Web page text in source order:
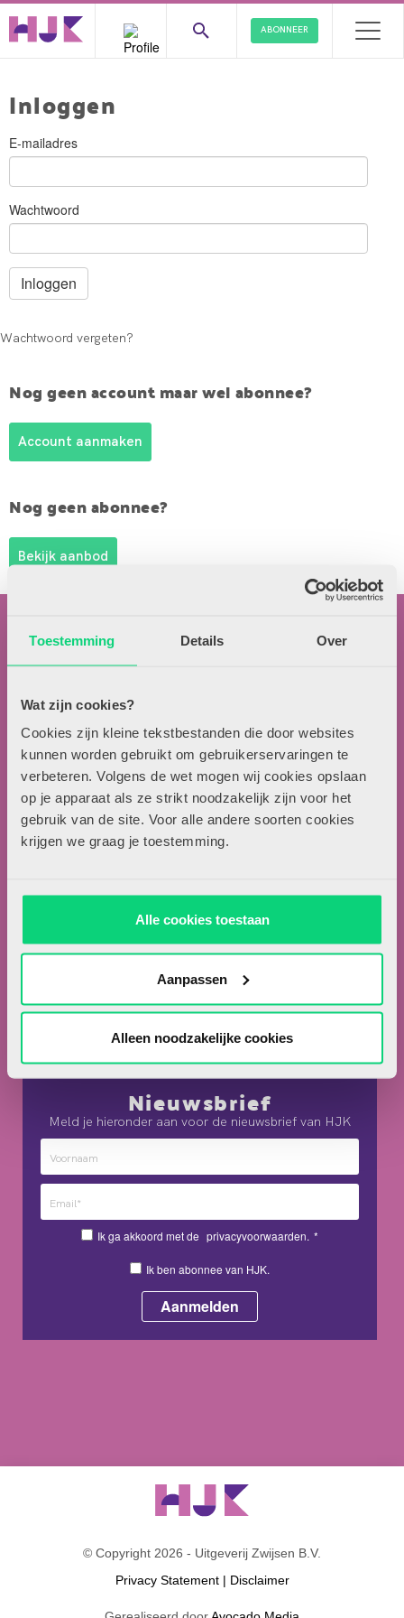
Toestemming Details Over
Wat zijn cookies?
Cookies zijn kleine tekstbestanden die door websites
kunnen worden gebruikt om gebruikerservaringen te
verbeteren. Volgens de wet mogen wij cookies opslaan
op je apparaat als ze strikt noodzakelijk zijn voor het
gebruik van de site. Voor alle andere soorten cookies
krijgen we graag je toestemming.
Alle cookies toestaan
Aanpassen
Alleen noodzakelijke cookies
ABONNEER
Inloggen
E-mailadres
Wachtwoord
Wachtwoord vergeten?
Nog geen account maar wel abonnee?
Account aanmaken
Nog geen abonnee?
Bekijk aanbod
Nieuwsbrief
Meld je hieronder aan voor de nieuwsbrief van HJK
Ik ga akkoord met de privacyvoorwaarden. *
Ik ben abonnee van HJK.
Over HJK
Artikel insturen
Adverteren in HJK
Contact
Contactgegevens
Uitgeverij Zwijsen
T.a.v. redactie HJK
Locomotiefboulevard 101
5041 SE Tilburg
© Copyright 2026 - Uitgeverij Zwijsen B.V.
Privacy Statement| Disclaimer